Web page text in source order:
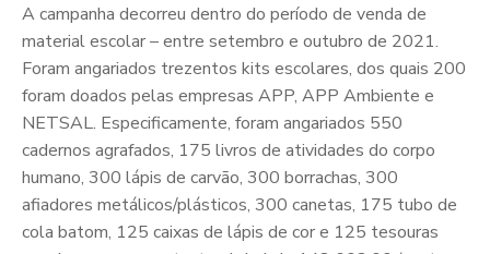
A campanha decorreu dentro do período de venda de
material escolar – entre setembro e outubro de 2021.
Foram angariados trezentos kits escolares, dos quais 200
foram doados pelas empresas APP, APP Ambiente e
NETSAL. Especificamente, foram angariados 550
cadernos agrafados, 175 livros de atividades do corpo
humano, 300 lápis de carvão, 300 borrachas, 300
afiadores metálicos/plásticos, 300 canetas, 175 tubo de
cola batom, 125 caixas de lápis de cor e 125 tesouras